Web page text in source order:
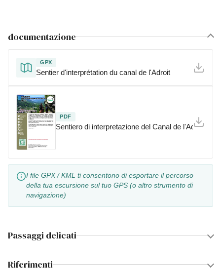
documentazione
GPX
Sentier d'interprétation du canal de l'Adroit
PDF
Sentiero di interpretazione del Canal de
I file GPX / KML ti consentono di esportare il percorso
della tua escursione sul tuo GPS (o altro strumento di
navigazione)
Passaggi delicati
Riferimenti